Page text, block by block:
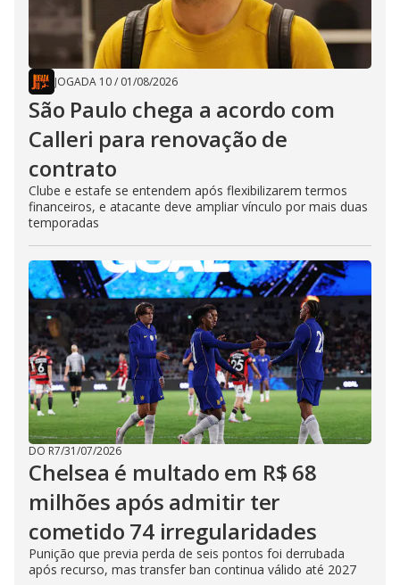
JOGADA 10/ 01/08/2026
São Paulo chega a acordo com
Calleri para renovação de
contrato
Clube e estafe se entendem após flexibilizarem termos
financeiros, e atacante deve ampliar vínculo por mais duas
temporadas
DO R7/31/07/2026
Chelsea é multado em R$ 68
milhões após admitir ter
cometido 74 irregularidades
Punição que previa perda de seis pontos foi derrubada
após recurso, mas transfer ban continua válido até 2027